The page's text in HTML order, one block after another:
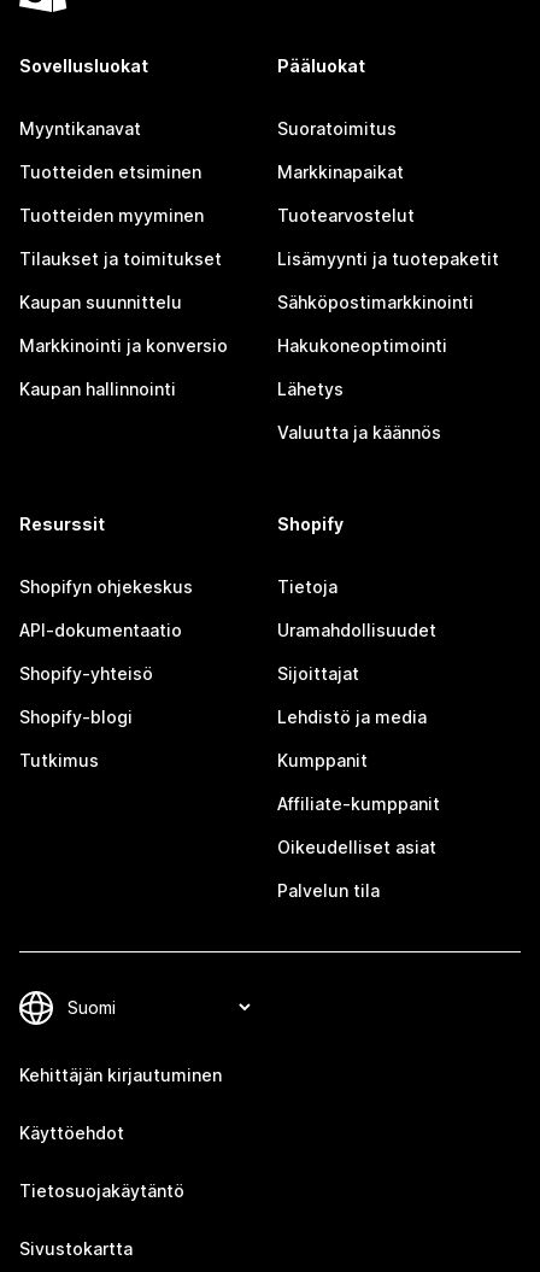
Sovellusluokat
Myyntikanavat
Tuotteiden etsiminen
Tuotteiden myyminen
Tilaukset ja toimitukset
Kaupan suunnittelu
Markkinointi ja konversio
Kaupan hallinnointi
Pääluokat
Suoratoimitus
Markkinapaikat
Tuotearvostelut
Lisämyynti ja tuotepaketit
Sähköpostimarkkinointi
Hakukoneoptimointi
Lähetys
Valuutta ja käännös
Resurssit
Shopifyn ohjekeskus
API-dokumentaatio
Shopify-yhteisö
Shopify-blogi
Tutkimus
Shopify
Tietoja
Uramahdollisuudet
Sijoittajat
Lehdistö ja media
Kumppanit
Affiliate-kumppanit
Oikeudelliset asiat
Palvelun tila
Kehittäjän kirjautuminen
Käyttöehdot
Tietosuojakäytäntö
Sivustokartta